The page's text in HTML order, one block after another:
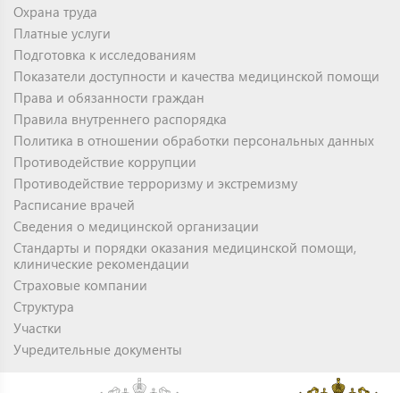
Охрана труда
Платные услуги
Подготовка к исследованиям
Показатели доступности и качества медицинской помощи
Права и обязанности граждан
Правила внутреннего распорядка
Политика в отношении обработки персональных данных
Противодействие коррупции
Противодействие терроризму и экстремизму
Расписание врачей
Сведения о медицинской организации
Стандарты и порядки оказания медицинской помощи,
клинические рекомендации
Страховые компании
Структура
Участки
Учредительные документы